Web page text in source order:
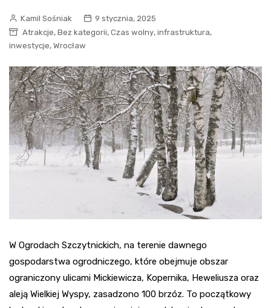
Kamil Sośniak
9 stycznia, 2025
Atrakcje, Bez kategorii, Czas wolny, infrastruktura,
inwestycje, Wrocław
W Ogrodach Szczytnickich, na terenie dawnego
gospodarstwa ogrodniczego, które obejmuje obszar
ograniczony ulicami Mickiewicza, Kopernika, Heweliusza oraz
aleją Wielkiej Wyspy, zasadzono 100 brzóz. To początkowy